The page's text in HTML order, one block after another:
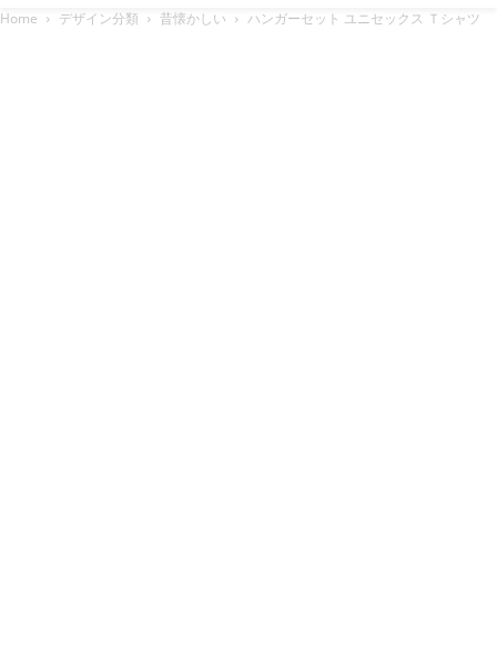
Home デザイン分類 昔懐かしい ハンガーセット ユニセックス Ｔシャツ